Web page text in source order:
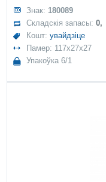
Знак: 180089
Складскія запасы:0,
Кошт:увайдзіце
Памер: 117x27x27
Упакоўка 6/1